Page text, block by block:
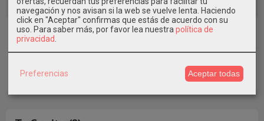
Costes de Envío
Consultar Destinos
navegación y nos avisan si la web se vuelve lenta. Haciendo
click en "Aceptar" confirmas que estás de acuerdo con su
uso. Para saber más, por favor lea nuestra política de
privacidad
Preferencias Aceptar todas